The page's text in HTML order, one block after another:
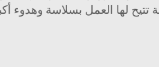
تتيح لها العمل بسلاسة وهدوء